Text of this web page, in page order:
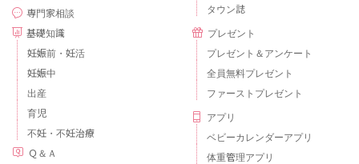
専門家相談
基礎知識
妊娠前・妊活
妊娠中
出産
育児
不妊・不妊治療
Ｑ＆Ａ
タウン誌
プレゼント
プレゼント＆アンケート
全員無料プレゼント
ファーストプレゼント
アプリ
ベビーカレンダーアプリ
体重管理アプリ